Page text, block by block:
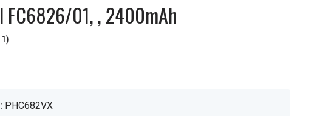
01, , 2400mAh
PHC682VX